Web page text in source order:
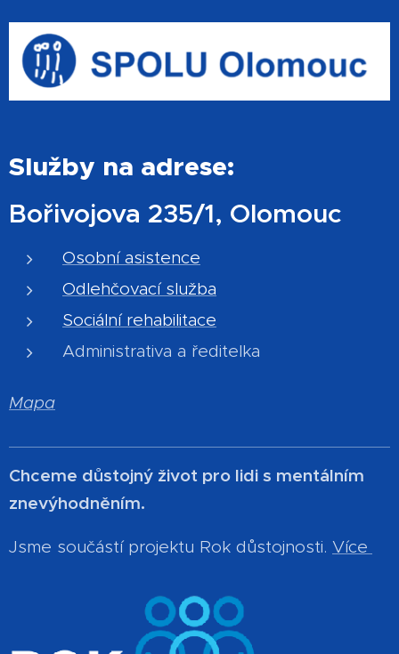
Služby na adrese:
Bořivojova 235/1, Olomouc
Osobní asistence
Odlehčovací služba
Sociální rehabilitace
Administrativa a ředitelka
Mapa
Chceme důstojný život pro lidi s mentálním
znevýhodněním.
Jsme součástí projektu Rok důstojnosti. Více